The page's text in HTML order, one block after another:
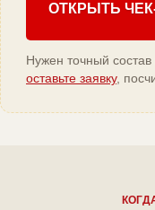
ОТКРЫТЬ
Нужен точный
оставьте заявку,